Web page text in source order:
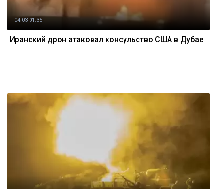
04.03 01:35
Иранский дрон атаковал консульство США в Дубае